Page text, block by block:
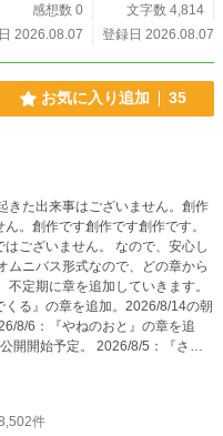
感想数 0
文字数 4,814
2026.08.07
登録日 2026.08.07
お気に入り追加 35
きた出来事はございません。創作
。創作です創作です創作です。
せん。 なので、安心し
定期に章を追加していきます。
る』の章を追加。2026/8/14の朝
8/6：『やねのおと』の章を追
開開始予定。 2026/8/5：『さか
の朝頃より公開開始予定。 2026/
加。2026/8/11の朝頃より公開開
の章を追加。2026/8/10の朝頃
2：『せみのなくみち』の章を追
件